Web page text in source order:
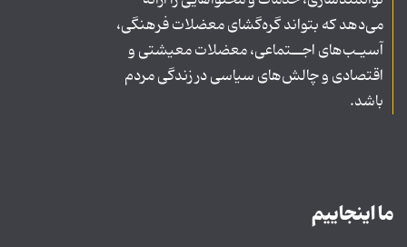
می‌دهد که بتواند گره‌گشای معضلات فرهنگی،
آسیـب‌های اجــتماعی، معضلات معیشتی و
اقتصادی و چالش‌های سیاسی در زندگی مردم
باشد.
ما اینجاییم